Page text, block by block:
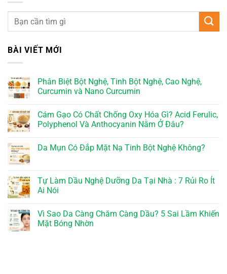
BÀI VIẾT MỚI
Phân Biệt Bột Nghệ, Tinh Bột Nghệ, Cao Nghệ,
Curcumin và Nano Curcumin
Cám Gạo Có Chất Chống Oxy Hóa Gì? Acid Ferulic,
Polyphenol Và Anthocyanin Nằm Ở Đâu?
Da Mụn Có Đắp Mặt Nạ Tinh Bột Nghệ Không?
Tự Làm Dầu Nghệ Dưỡng Da Tại Nhà : 7 Rủi Ro Ít
Ai Nói
Vì Sao Da Càng Chăm Càng Dầu? 5 Sai Lầm Khiến
Mặt Bóng Nhờn